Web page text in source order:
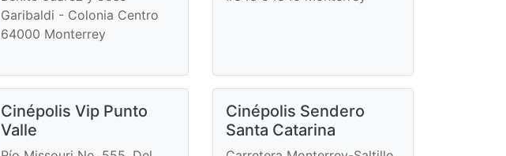
Garibaldi - Colonia Centro
64000 Monterrey
Cinépolis Vip Punto
Valle
Cinépolis Sendero
Santa Catarina